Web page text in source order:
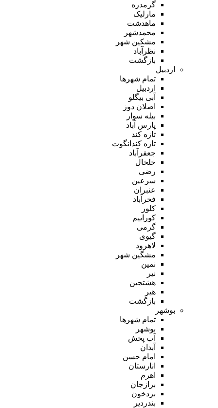
گرمدره
مارلیک
ماهدشت
محمدشهر
مشکین شهر
نظرآباد
بازگشت
اردبیل
تمام شهر‌ها
اردبیل
آبی بیگلو
اصلان دوز
بیله سوار
پارس آباد
تازه کند
تازه کندانگوت
جعفرآباد
خلخال
رضی
سرعین
عنبران
فخرآباد
کلور
کوراییم
گرمی
گیوی
لاهرود
مشگین شهر
نمین
نیر
هشتجین
هیر
بازگشت
بوشهر
تمام شهر‌ها
بوشهر
آب پخش
آبدان
امام حسن
انارستان
اهرم
برازجان
بردخون
بندردیر